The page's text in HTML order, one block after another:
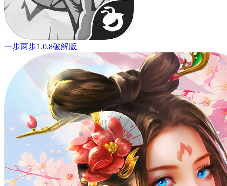
一步两步1.0.8破解版